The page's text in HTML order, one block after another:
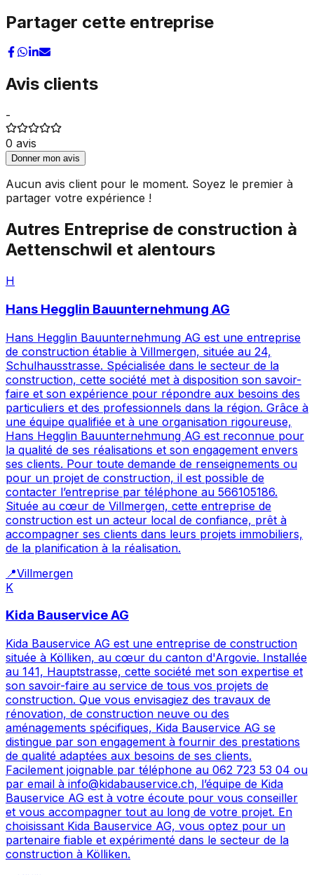
Partager cette entreprise
Avis clients
-
0 avis
Donner mon avis
Aucun avis client pour le moment. Soyez le premier à
partager votre expérience !
Autres Entreprise de construction à
Aettenschwil et alentours
H
Hans Hegglin Bauunternehmung AG
Hans Hegglin Bauunternehmung AG est une entreprise
de construction établie à Villmergen, située au 24,
Schulhausstrasse. Spécialisée dans le secteur de la
construction, cette société met à disposition son savoir-
faire et son expérience pour répondre aux besoins des
particuliers et des professionnels dans la région. Grâce à
une équipe qualifiée et à une organisation rigoureuse,
Hans Hegglin Bauunternehmung AG est reconnue pour
la qualité de ses réalisations et son engagement envers
ses clients. Pour toute demande de renseignements ou
pour un projet de construction, il est possible de
contacter l’entreprise par téléphone au 566105186.
Située au cœur de Villmergen, cette entreprise de
construction est un acteur local de confiance, prêt à
accompagner ses clients dans leurs projets immobiliers,
de la planification à la réalisation.
📍Villmergen
K
Kida Bauservice AG
Kida Bauservice AG est une entreprise de construction
située à Kölliken, au cœur du canton d'Argovie. Installée
au 141, Hauptstrasse, cette société met son expertise et
son savoir-faire au service de tous vos projets de
construction. Que vous envisagiez des travaux de
rénovation, de construction neuve ou des
aménagements spécifiques, Kida Bauservice AG se
distingue par son engagement à fournir des prestations
de qualité adaptées aux besoins de ses clients.
Facilement joignable par téléphone au 062 723 53 04 ou
par email à info@kidabauservice.ch, l’équipe de Kida
Bauservice AG est à votre écoute pour vous conseiller
et vous accompagner tout au long de votre projet. En
choisissant Kida Bauservice AG, vous optez pour un
partenaire fiable et expérimenté dans le secteur de la
construction à Kölliken.